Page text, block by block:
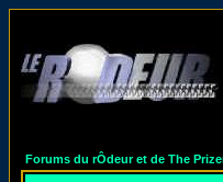
Forums du rÔdeur et de The